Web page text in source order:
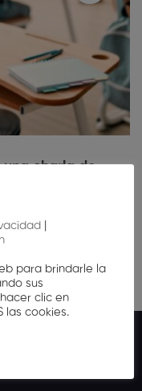
una charla de
(2ª Edición)
para brindarle la
sus
clic en
las cookies.